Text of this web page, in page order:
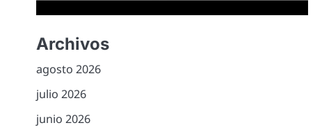
Archivos
agosto 2026
julio 2026
junio 2026